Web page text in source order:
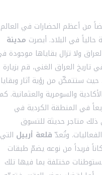
من أعظم الحضارات في العالم
في البلاد. أبصرت مدينة
ولا تزال بقاياها موجودة
العراق الغني، قم بزيارة
حيث ستتمكّن من رؤية آثار وبقايا
والسومرية والعثمانية.
في المنطقة الكردية في
ذلك متاجر حديثة للتسوق
وتُعدّ قلعة أربيل التي
فريداً من نوعه يضمّ طبقات
مختلفة بما فيها تلك